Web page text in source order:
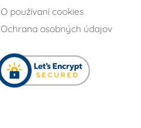
O používaní cookies
Ochrana osobných údajov